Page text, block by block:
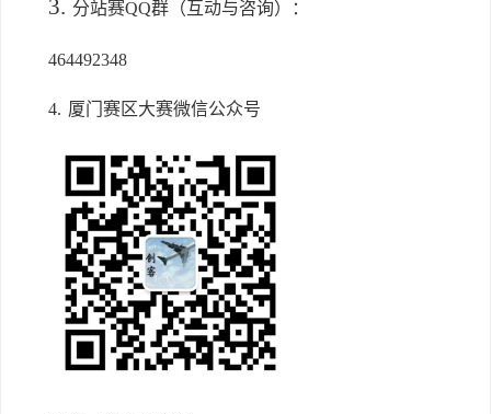
3. 分站赛QQ群（互动与咨询）：
464492348
4. 厦门赛区大赛微信公众号